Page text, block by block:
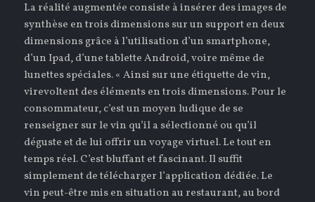
La réalité augmentée consiste à insérer des images de
synthèse en trois dimensions sur un support en deux
dimensions grâce à l’utilisation d’un smartphone,
d’un Ipad, d’une tablette Android, voire même de
lunettes spéciales. « Ainsi sur une étiquette de vin,
virevoltent des éléments en trois dimensions. Pour le
consommateur, c’est un moyen ludique de se
renseigner sur le vin qu’il a sélectionné ou qu’il
déguste et de lui offrir un voyage virtuel. Le tout en
temps réel. C’est bluffant et fascinant. Il suffit
simplement de télécharger l’application dédiée. Le
vin peut-être mis en situation au restaurant, au bord